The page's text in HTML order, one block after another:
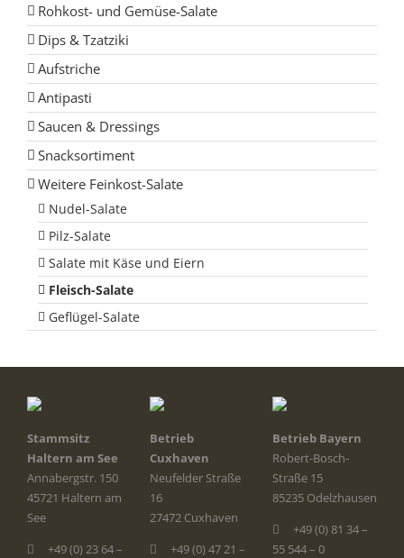
Rohkost- und Gemüse-Salate
Dips & Tzatziki
Aufstriche
Antipasti
Saucen & Dressings
Snacksortiment
Weitere Feinkost-Salate
Nudel-Salate
Pilz-Salate
Salate mit Käse und Eiern
Fleisch-Salate
Geflügel-Salate
Stammsitz
Haltern am See
Annabergstr. 150
45721 Haltern am
See
+49 (0) 23 64 –
Betrieb
Cuxhaven
Neufelder Straße
16
27472 Cuxhaven
+49 (0) 47 21 –
Betrieb Bayern
Robert-Bosch-
Straße 15
85235 Odelzhausen
+49 (0) 81 34 –
55 544 – 0